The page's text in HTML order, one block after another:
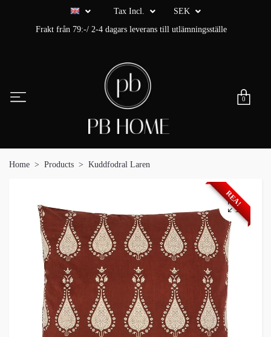
Tax Incl.
SEK
Frakt från 79:-/ 2-4 dagars leverans till utlämningsställe
0
Home Products Kuddfodral Laren
REA!